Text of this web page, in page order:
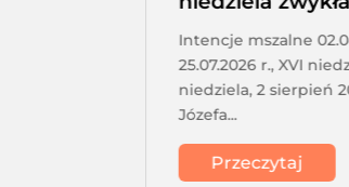
Intencje mszalne
25.07.2026 r., XVI
niedziela, 2 sierpień
Józefa...
Przeczytaj